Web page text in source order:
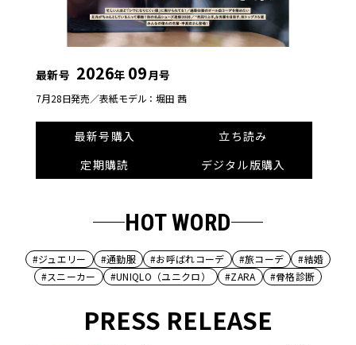
最新号 2026年 09月号
7月28日発売／表紙モデル：堀田 茜
最新号購入
立ち読み
定期購読
デジタル版購入
HOT WORD
#ジュエリー #通勤服 #お呼ばれコーデ #旅コーデ
#結婚
#スニーカー
#UNIQLO（ユニクロ） #ZARA #骨格診断
PRESS RELEASE